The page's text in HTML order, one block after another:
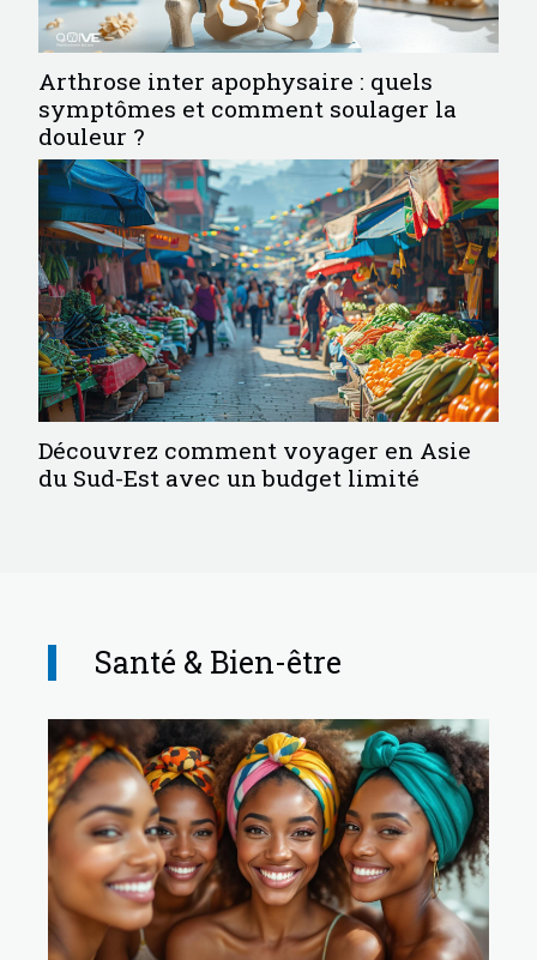
Arthrose inter apophysaire : quels
symptômes et comment soulager la
douleur ?
Découvrez comment voyager en Asie
du Sud-Est avec un budget limité
Santé & Bien-être